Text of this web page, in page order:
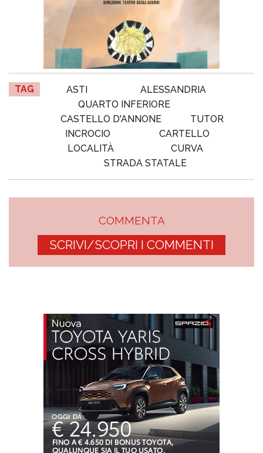
TAG ASTI
ALESSANDRIA
QUARTO INFERIORE
CASTELLO D'ANNONE
TUTOR
INCROCIO
CARTELLO
LOCALITÀ
CURVA
STRADA STATALE
COMMENTA
SCRIVI/SCOPRI I COMMENTI